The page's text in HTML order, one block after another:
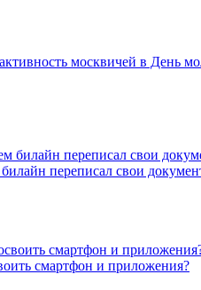
москвичей в День
переписал свои
смартфон и приложения?